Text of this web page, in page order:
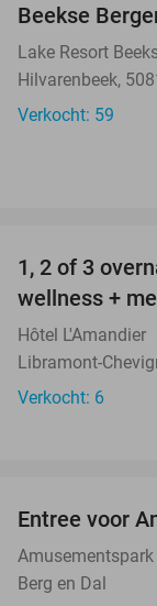
Beekse
Lake Resort
Hilvarenbeek,
Verkocht: 59
TODAY
1, 2 of 3
wellness +
Hôtel L'Amandier
Libramont-
Verkocht: 6
Entree voor
Berg en Dal